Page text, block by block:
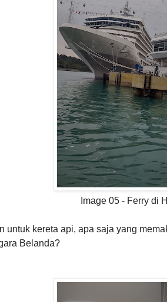
Image 05 - Ferry di
untuk kereta api, apa saja yang
Belanda?